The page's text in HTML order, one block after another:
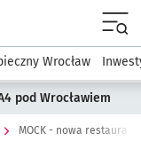
Dla mieszkańca
Wrocław
pod Wrocławiem
MOCK - nowa